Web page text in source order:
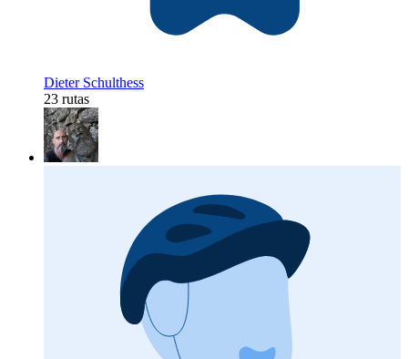
Dieter Schulthess
23 rutas